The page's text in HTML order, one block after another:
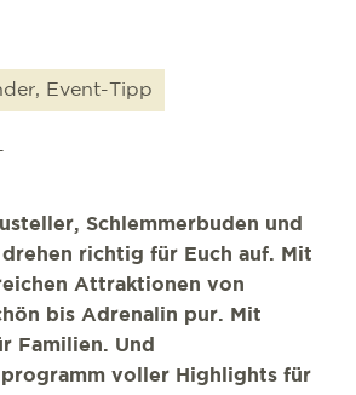
Event-Tipp
Schlemmerbuden und
drehen richtig für Euch auf. Mit
Attraktionen von
bis Adrenalin pur. Mit
Familien. Und
voller Highlights für